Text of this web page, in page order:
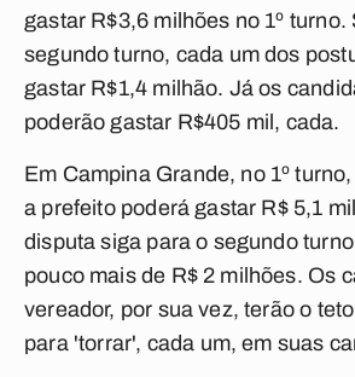
gastar R$3,6 milhões no 1º turno.
segundo turno, cada um dos
gastar R$1,4 milhão. Já os
poderão gastar R$405 mil, cada.
Em Campina Grande, no 1º
a prefeito poderá gastar R$ 5,1
disputa siga para o segundo
pouco mais de R$ 2 milhões. Os
vereador, por sua vez, terão o teto
para 'torrar', cada um, em suas